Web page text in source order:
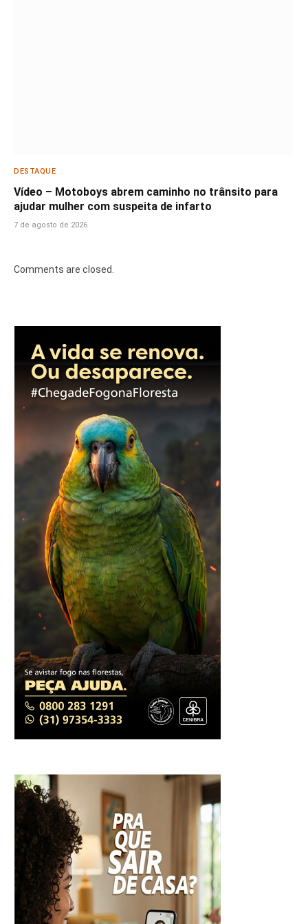
DESTAQUE
Vídeo – Motoboys abrem caminho no trânsito para
ajudar mulher com suspeita de infarto
7 de agosto de 2026
Comments are closed.